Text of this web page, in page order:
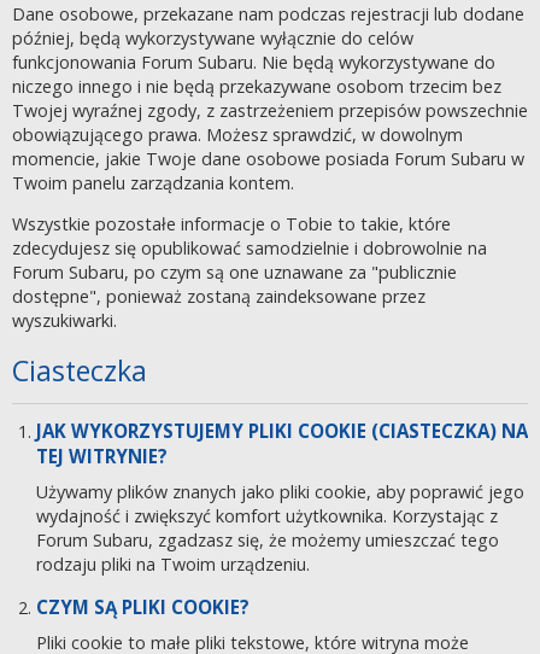
Dane osobowe, przekazane nam podczas rejestracji lub dodane
później, będą wykorzystywane wyłącznie do celów
funkcjonowania Forum Subaru. Nie będą wykorzystywane do
niczego innego i nie będą przekazywane osobom trzecim bez
Twojej wyraźnej zgody, z zastrzeżeniem przepisów powszechnie
obowiązującego prawa. Możesz sprawdzić, w dowolnym
momencie, jakie Twoje dane osobowe posiada Forum Subaru w
Twoim panelu zarządzania kontem.
Wszystkie pozostałe informacje o Tobie to takie, które
zdecydujesz się opublikować samodzielnie i dobrowolnie na
Forum Subaru, po czym są one uznawane za "publicznie
dostępne", ponieważ zostaną zaindeksowane przez
wyszukiwarki.
Ciasteczka
JAK WYKORZYSTUJEMY PLIKI COOKIE (CIASTECZKA) NA
TEJ WITRYNIE?
Używamy plików znanych jako pliki cookie, aby poprawić jego
wydajność i zwiększyć komfort użytkownika. Korzystając z
Forum Subaru, zgadzasz się, że możemy umieszczać tego
rodzaju pliki na Twoim urządzeniu.
CZYM SĄ PLIKI COOKIE?
Pliki cookie to małe pliki tekstowe, które witryna może